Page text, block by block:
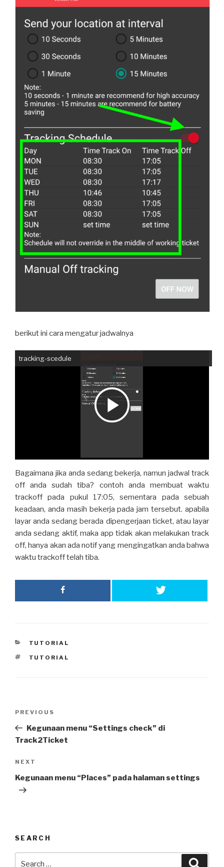
berikut ini cara mengatur jadwalnya
tracking-scedule
P
l
a
y
Bagaimana jika anda sedang bekerja, namun jadwal track
off anda sudah tiba? contoh anda membuat waktu
trackoff pada pukul 17:05, sementara pada sebuah
keadaan, anda masih bekerja pada jam tersebut. apabila
layar anda sedang berada dipengerjaan ticket, atau layar
anda sedang aktif, maka app tidak akan melakukan track
off, hanya akan ada notif yang mengingatkan anda bahwa
waktu trackoff telah tiba.
CATEGORIES
TUTORIAL
TAGS
TUTORIAL
Previous
Post
PREVIOUS
Kegunaan menu “Settings check” di
Track2Ticket
Next
Post
NEXT
Kegunaan menu “Places” pada halaman settings
SEARCH